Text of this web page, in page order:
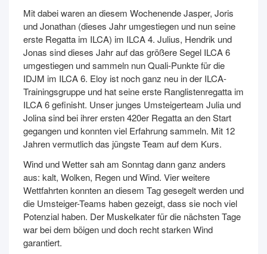
Mit dabei waren an diesem Wochenende Jasper, Joris
und Jonathan (dieses Jahr umgestiegen und nun seine
erste Regatta im ILCA) im ILCA 4. Julius, Hendrik und
Jonas sind dieses Jahr auf das größere Segel ILCA 6
umgestiegen und sammeln nun Quali-Punkte für die
IDJM im ILCA 6. Eloy ist noch ganz neu in der ILCA-
Trainingsgruppe und hat seine erste Ranglistenregatta im
ILCA 6 gefinisht. Unser junges Umsteigerteam Julia und
Jolina sind bei ihrer ersten 420er Regatta an den Start
gegangen und konnten viel Erfahrung sammeln. Mit 12
Jahren vermutlich das jüngste Team auf dem Kurs.
Wind und Wetter sah am Sonntag dann ganz anders
aus: kalt, Wolken, Regen und Wind. Vier weitere
Wettfahrten konnten an diesem Tag gesegelt werden und
die Umsteiger-Teams haben gezeigt, dass sie noch viel
Potenzial haben. Der Muskelkater für die nächsten Tage
war bei dem böigen und doch recht starken Wind
garantiert.